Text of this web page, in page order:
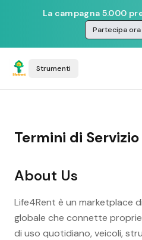
La campagna 5.000
Partecipa ora
Strumenti
Termini di Servizio
About Us
Life4Rent è un marketplace
globale che connette
di uso quotidiano, veicoli,